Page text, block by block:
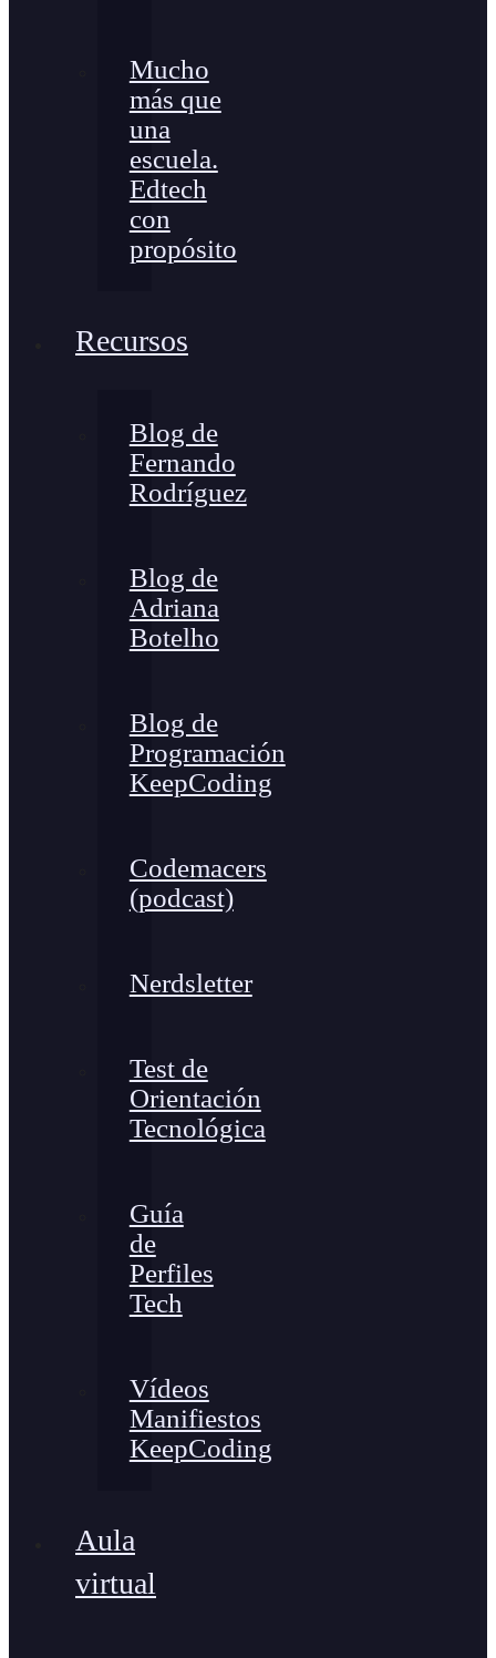
Mucho
más que
una
escuela.
Edtech
con
propósito
Recursos
Blog de
Fernando
Rodríguez
Blog de
Adriana
Botelho
Blog de
Programación
KeepCoding
Codemacers
(podcast)
Nerdsletter
Test de
Orientación
Tecnológica
Guía
de
Perfiles
Tech
Vídeos
Manifiestos
KeepCoding
Aula
virtual